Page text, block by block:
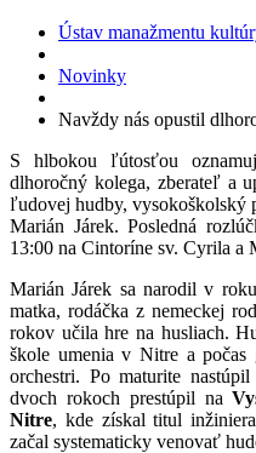
Ústav manažmentu
Novinky
Navždy nás opustil
S hlbokou ľútosťou
dlhoročný kolega, zberateľ a
ľudovej hudby, vysokoškolský
Marián Járek. Posledná
13:00 na Cintoríne sv. Cyrila a
Marián Járek sa narodil v roku
matka, rodáčka z nemeckej
rokov učila hre na husliach.
škole umenia v Nitre a počas
orchestri. Po maturite
dvoch rokoch prestúpil na
Nitre, kde získal titul
začal systematicky venovať